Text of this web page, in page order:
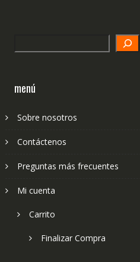
menú
Sobre nosotros
Contáctenos
Preguntas más frecuentes
Mi cuenta
Carrito
Finalizar Compra